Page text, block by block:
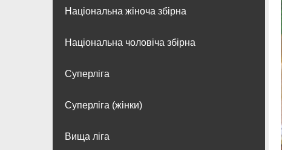
Національна жіноча збірна
Національна чоловіча збірна
Суперліга
Суперліга (жінки)
Вища лiга